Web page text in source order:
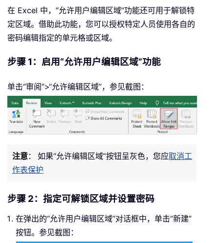
在 Excel 中，“允许用户编辑区域”功能还可用于解锁特
定区域。借助此功能，您可以授权特定人员使用各自的
密码编辑指定的单元格或区域。
步骤 1：启用“允许用户编辑区域”功能
单击“审阅”>“允许编辑区域”，参见截图：
注意： 如果“允许编辑区域”按钮呈灰色，您应取消工
作表保护
步骤 2：指定可解锁区域并设置密码
在弹出的“允许用户编辑区域”对话框中，单击“新建”
按钮。参见截图：